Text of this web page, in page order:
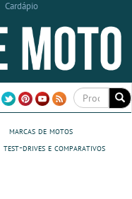
Cardápio
marcas de motos
test-drives e comparativos